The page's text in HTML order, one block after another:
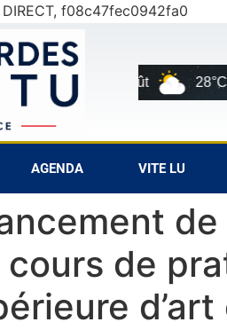
f08c47fec0942fa0
10 Août 11
AGENDA VITE LU
de